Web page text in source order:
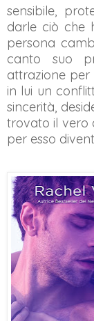
sensibile,
darle ciò che
persona
canto suo
attrazione per
in lui un
sincerità,
trovato il vero
per esso